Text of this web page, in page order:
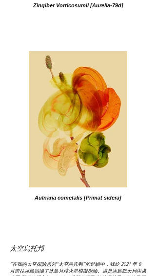
Zingiber VorticosumII [Aurelia-79d]
Aulnaria cometalis [Primat sidera]
太空烏托邦
“在我的太空探險系列“太空烏托邦”的延續中，我於 2021 年 8
月前往冰島拍攝了冰島月球火星模擬探險。這是冰島航天局與邁